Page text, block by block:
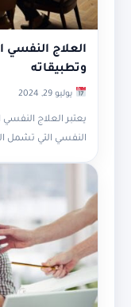
العلاج النفسي
وتطبيقاته
يوليو 29, 2024
يعتبر العلاج
النفسي التي تشمل